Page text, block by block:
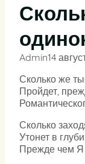
Admin14
Сколько же
Пройдет,
Сколько
Утонет в
Прежде чем Я